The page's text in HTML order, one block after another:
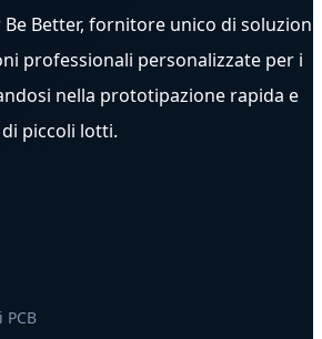
Be Better, fornitore unico di soluzioni
professionali personalizzate per i
nella prototipazione rapida e
piccoli lotti.